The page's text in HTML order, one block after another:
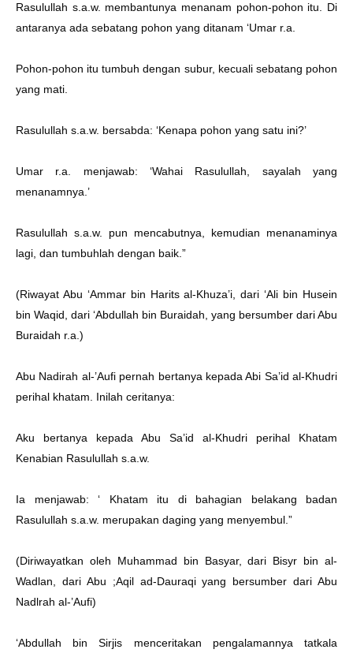
Rasulullah s.a.w. membantunya menanam pohon-pohon itu. Di
antaranya ada sebatang pohon yang ditanam ‘Umar r.a.
Pohon-pohon itu tumbuh dengan subur, kecuali sebatang pohon
yang mati.
Rasulullah s.a.w. bersabda: ‘Kenapa pohon yang satu ini?’
Umar r.a. menjawab: ‘Wahai Rasulullah, sayalah yang
menanamnya.’
Rasulullah s.a.w. pun mencabutnya, kemudian menanaminya
lagi, dan tumbuhlah dengan baik.”
(Riwayat Abu ‘Ammar bin Harits al-Khuza’i, dari ‘Ali bin Husein
bin Waqid, dari ‘Abdullah bin Buraidah, yang bersumber dari Abu
Buraidah r.a.)
Abu Nadirah al-’Aufi pernah bertanya kepada Abi Sa’id al-Khudri
perihal khatam. Inilah ceritanya:
Aku bertanya kepada Abu Sa’id al-Khudri perihal Khatam
Kenabian Rasulullah s.a.w.
Ia menjawab: ‘ Khatam itu di bahagian belakang badan
Rasulullah s.a.w. merupakan daging yang menyembul.”
(Diriwayatkan oleh Muhammad bin Basyar, dari Bisyr bin al-
Wadlan, dari Abu ;Aqil ad-Dauraqi yang bersumber dari Abu
Nadlrah al-’Aufi)
‘Abdullah bin Sirjis menceritakan pengalamannya tatkala